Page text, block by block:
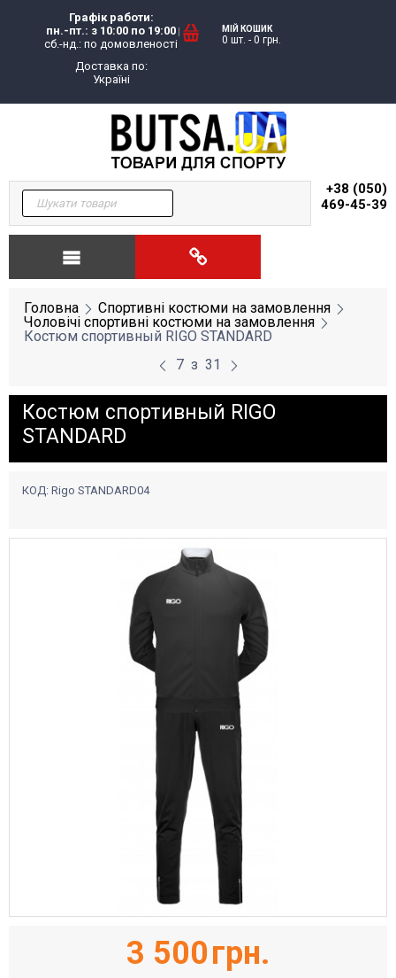
Графік работи:
пн.-пт.: з 10:00 по 19:00
сб.-нд.: по домовленості
Доставка по:
Україні
МІЙ КОШИК
0 шт. - 0 грн.
+38 (050)
469-45-39
Головна
Спортивні костюми на замовлення
Чоловічі спортивні костюми на замовлення
Костюм спортивный RIGO STANDARD
7 з 31
Костюм спортивный RIGO
STANDARD
КОД: Rigo STANDARD04
3 500грн.